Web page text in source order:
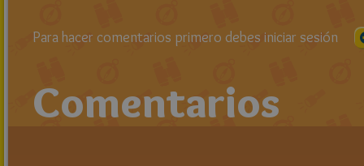
Para hacer comentarios primero debes iniciar sesión
Comentarios